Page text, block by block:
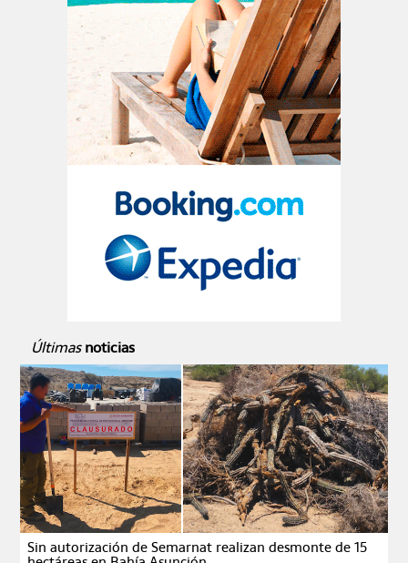
Últimas noticias
Sin autorización de Semarnat realizan desmonte de 15